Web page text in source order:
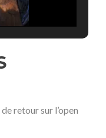
retour sur l’open